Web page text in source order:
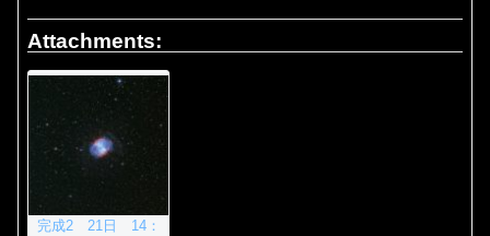
Attachments:
完成2 21日 14：